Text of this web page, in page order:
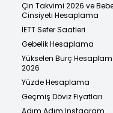
Çin Takvimi 2026 ve
Cinsiyeti Hesaplama
İETT Sefer Saatleri
Gebelik Hesaplama
Yükselen Burç
2026
Yüzde Hesaplama
Geçmiş Döviz Fiyatları